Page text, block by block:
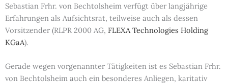
Sebastian Frhr. von Bechtolsheim verfügt über langjährige
Erfahrungen als Aufsichtsrat, teilweise auch als dessen
Vorsitzender (RLPR 2000 AG, FLEXA Technologies Holding
KGaA).
Gerade wegen vorgenannter Tätigkeiten ist es Sebastian Frhr.
von Bechtolsheim auch ein besonderes Anliegen, karitativ